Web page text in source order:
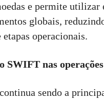
e permite utilizar
globais,
operacionais.
SWIFT nas
sendo a